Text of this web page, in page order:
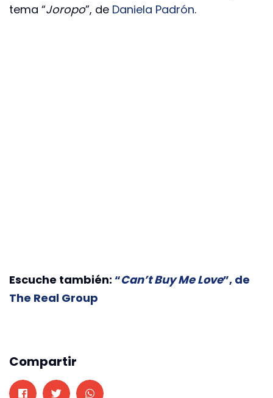
tema “Joropo”, de Daniela Padrón.
Escuche también: “Can’t Buy Me Love”, de
The Real Group
Compartir